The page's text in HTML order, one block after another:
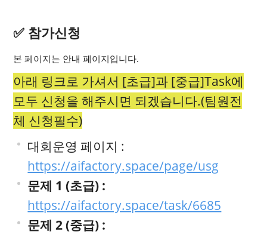
✅ 참가신청
본 페이지는 안내 페이지입니다.
아래 링크로 가셔서 [초급]과 [중급]Task에
모두 신청을 해주시면 되겠습니다.(팀원전
체 신청필수)
대회운영 페이지 :
https://aifactory.space/page/usg
문제 1 (초급) :
https://aifactory.space/task/6685
문제 2 (중급) :